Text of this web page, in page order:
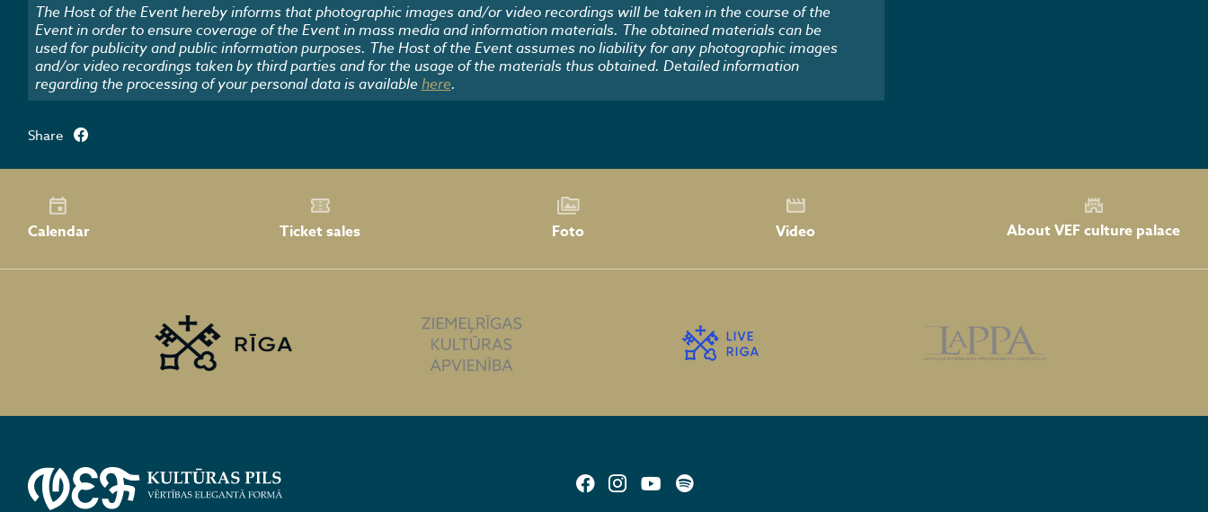
The Host of the Event hereby informs that photographic images and/or video recordings will be taken in the course of the
Event in order to ensure coverage of the Event in mass media and information materials. The obtained materials can be
used for publicity and public information purposes. The Host of the Event assumes no liability for any photographic images
and/or video recordings taken by third parties and for the usage of the materials thus obtained. Detailed information
regarding the processing of your personal data is availablehere.
Share
Calendar Ticket sales Foto Video About VEF culture palace